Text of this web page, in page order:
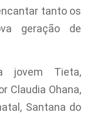
tanto os
geração de
jovem Tieta,
Claudia Ohana,
Santana do